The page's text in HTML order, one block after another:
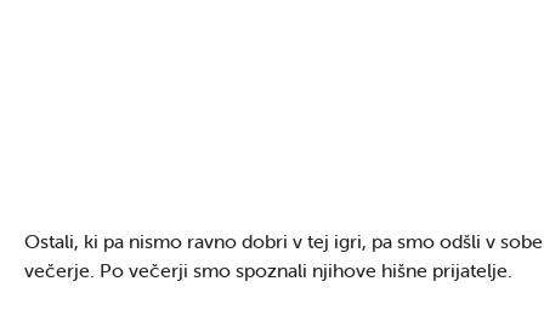
Ostali, ki pa nismo ravno dobri v tej igri, pa smo odšli v
večerje. Po večerji smo spoznali njihove hišne prijatelje.